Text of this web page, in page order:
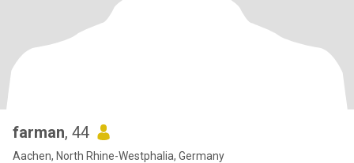
farman, 44
Aachen, North Rhine-Westphalia, Germany